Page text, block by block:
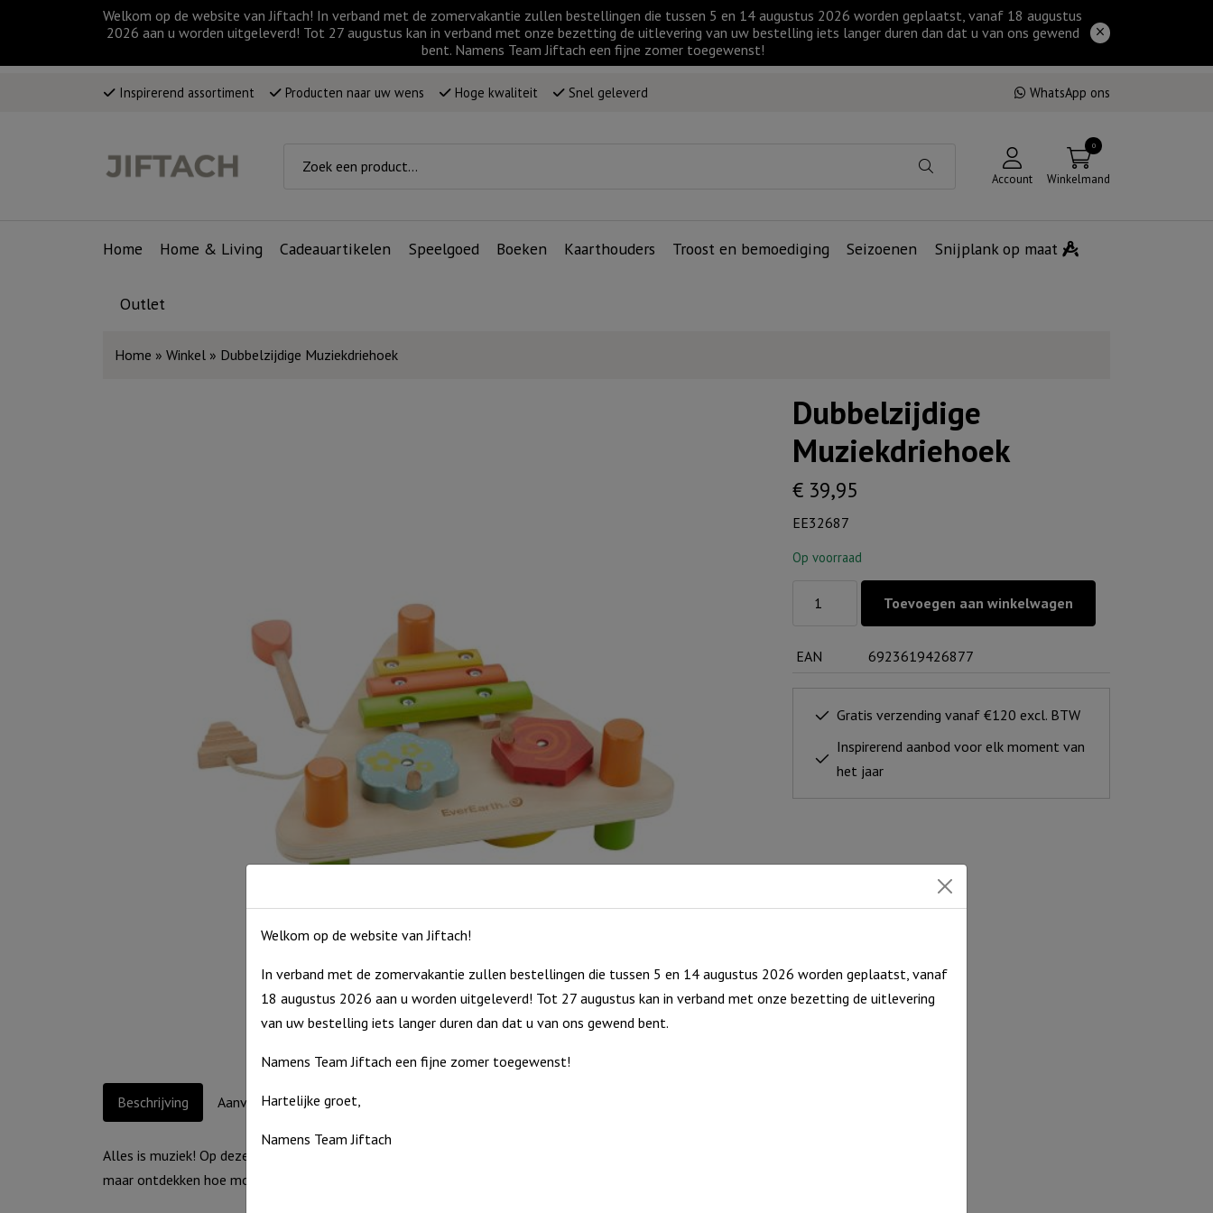
Welkom op de website van Jiftach! In verband met de zomervakantie zullen bestellingen die tussen 5 en 14 augustus 2026 worden geplaatst, vanaf 18 augustus
2026 aan u worden uitgeleverd! Tot 27 augustus kan in verband met onze bezetting de uitlevering van uw bestelling iets langer duren dan dat u van ons gewend
bent. Namens Team Jiftach een fijne zomer toegewenst!
Inspirerend assortiment Producten naar uw wens Hoge kwaliteit Snel geleverd WhatsApp ons
Account
0
Winkelmand
Home Home & Living Cadeauartikelen Speelgoed Boeken Kaarthouders Troost en bemoediging Seizoenen Snijplank op maat
Outlet
Home » Winkel » Dubbelzijdige Muziekdriehoek
Dubbelzijdige
Muziekdriehoek
€39,95
EE32687
Op voorraad
Toevoegen aan winkelwagen
EAN 6923619426877
Gratis verzending vanaf €120 excl. BTW
Inspirerend aanbod voor elk moment van
het jaar
Beschrijving Aanvullende informatie
Alles is muziek! Op deze driehoek zitten aan beide kanten diverse grappige kleine instrumentjes. Laat uw kindje
maar ontdekken hoe mooi alles kan klinken!
Welkom op de website van Jiftach!
In verband met de zomervakantie zullen bestellingen die tussen 5 en 14 augustus 2026 worden geplaatst, vanaf
18 augustus 2026 aan u worden uitgeleverd! Tot 27 augustus kan in verband met onze bezetting de uitlevering
van uw bestelling iets langer duren dan dat u van ons gewend bent.
Namens Team Jiftach een fijne zomer toegewenst!
Hartelijke groet,
Namens Team Jiftach